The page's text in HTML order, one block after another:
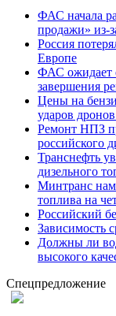
ФАС начала
продажи» из-
Россия
Европе
ФАС ожидает
завершения
Цены на
ударов
Ремонт НПЗ
российского
Транснефть
дизельного
Минтранс
топлива на
Российский
Зависимость
Должны ли
высокого
Спецпредложение